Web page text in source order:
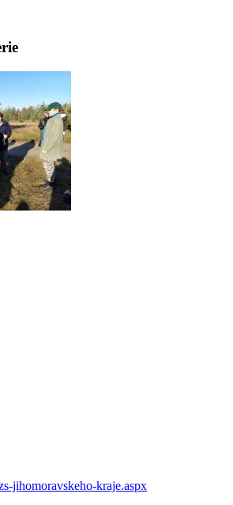
jihomoravskeho-kraje.aspx